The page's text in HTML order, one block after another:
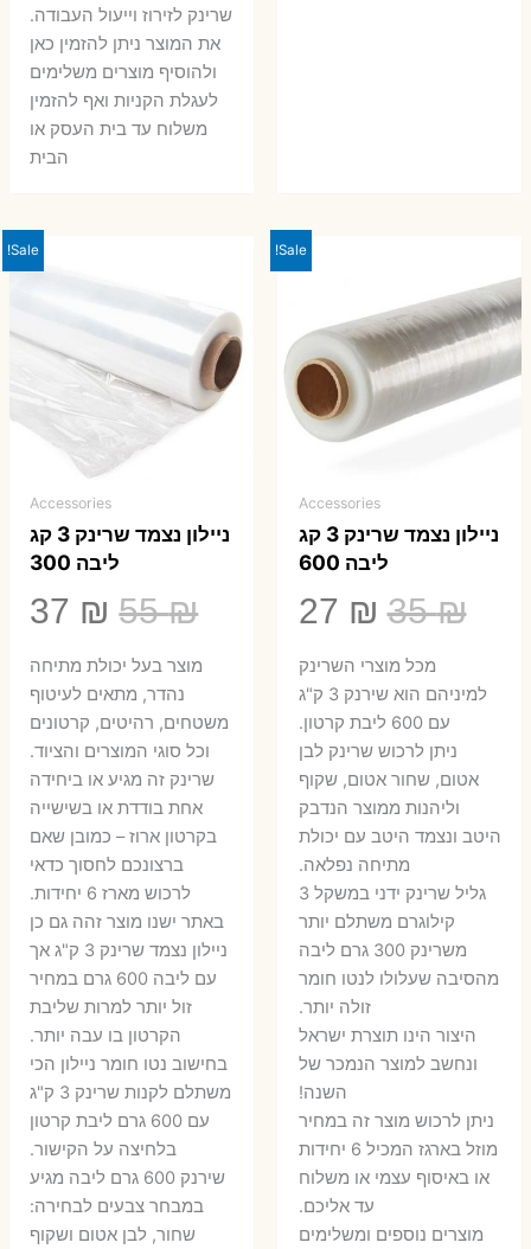
שרינק לזירוז וייעול העבודה.
את המוצר ניתן להזמין כאן
ולהוסיף מוצרים משלימים
לעגלת הקניות ואף להזמין
משלוח עד בית העסק או
הבית
Sale!
Accessories
ניילון נצמד שרינק 3 קג
ליבה 600
35₪
המחיר
המקורי
היה:
35 ₪.
27 ₪
הנוכחי
הוא:
מכל מוצרי השרינק
למיניהם הוא שירנק 3 ק"ג
עם 600 ליבת קרטון.
ניתן לרכוש שרינק לבן
אטום, שחור אטום, שקוף
וליהנות ממוצר הנדבק
היטב ונצמד היטב עם יכולת
מתיחה נפלאה.
גליל שרינק ידני במשקל 3
קילוגרם משתלם יותר
משרינק 300 גרם ליבה
מהסיבה שעלולו לנטו חומר
זולה יותר.
היצור הינו תוצרת ישראל
ונחשב למוצר הנמכר של
השנה!
ניתן לרכוש מוצר זה במחיר
מוזל בארגז המכיל 6 יחידות
או באיסוף עצמי או משלוח
עד אליכם.
מוצרים נוספים ומשלימים
Sale!
Accessories
ניילון נצמד שרינק 3 קג
ליבה 300
55₪
המחיר
המקורי
היה:
55 ₪.
37 ₪
₪.
מוצר בעל יכולת מתיחה
נהדר, מתאים לעיטוף
משטחים, רהיטים, קרטונים
וכל סוגי המוצרים והציוד.
שרינק זה מגיע או ביחידה
אחת בודדת או בשישייה
בקרטון ארוז – כמובן שאם
ברצונכם לחסוך כדאי
לרכוש מארז 6 יחידות.
באתר ישנו מוצר זהה גם כן
ניילון נצמד שרינק 3 ק"ג אך
עם ליבה 600 גרם במחיר
זול יותר למרות שליבת
הקרטון בו עבה יותר.
בחישוב נטו חומר ניילון הכי
משתלם לקנות שרינק 3 ק"ג
עם 600 גרם ליבת קרטון
בלחיצה על הקישור.
שירנק 600 גרם ליבה מגיע
במבחר צבעים לבחירה:
שחור, לבן אטום ושקוף